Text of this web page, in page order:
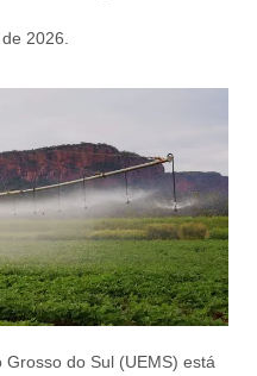
2026.
do Sul (UEMS) está